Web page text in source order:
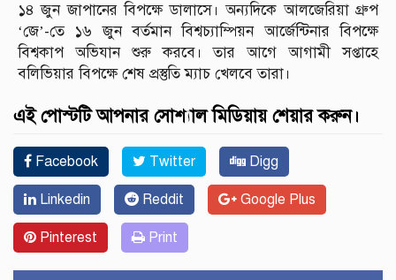
১৪ জুন জাপানের বিপক্ষে ডালাসে। অন্যদিকে আলজেরিয়া গ্রুপ
‘জে’-তে ১৬ জুন বর্তমান বিশ্বচ্যাম্পিয়ন আর্জেন্টিনার বিপক্ষে
বিশ্বকাপ অভিযান শুরু করবে। তার আগে আগামী সপ্তাহে
বলিভিয়ার বিপক্ষে শেষ প্রস্তুতি ম্যাচ খেলবে তারা।
এই পোস্টটি আপনার সোশ্যাল মিডিয়ায় শেয়ার করুন।
Facebook Twitter Digg
Linkedin Reddit Google Plus
Pinterest Print